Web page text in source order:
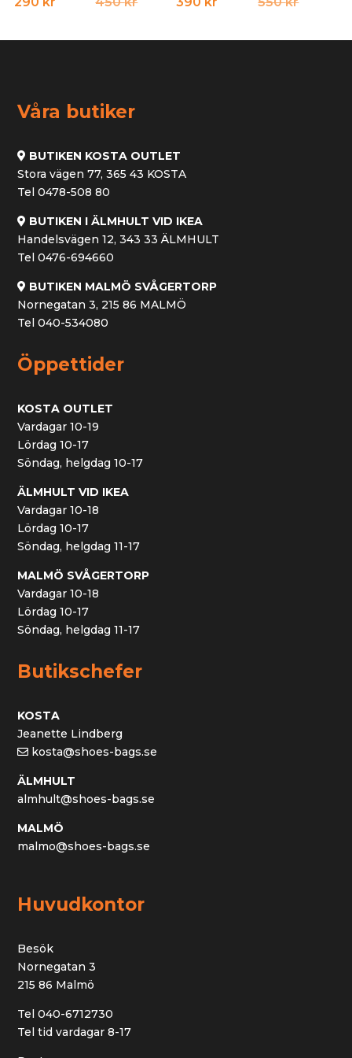
Våra butiker
BUTIKEN KOSTA OUTLET
Stora vägen 77, 365 43 KOSTA
Tel 0478-508 80
BUTIKEN I ÄLMHULT VID IKEA
Handelsvägen 12, 343 33 ÄLMHULT
Tel 0476-694660
BUTIKEN MALMÖ SVÅGERTORP
Nornegatan 3, 215 86 MALMÖ
Tel 040-534080
Öppettider
KOSTA OUTLET
Vardagar 10-19
Lördag 10-17
Söndag, helgdag 10-17
ÄLMHULT VID IKEA
Vardagar 10-18
Lördag 10-17
Söndag, helgdag 11-17
MALMÖ SVÅGERTORP
Vardagar 10-18
Lördag 10-17
Söndag, helgdag 11-17
Butikschefer
KOSTA
Jeanette Lindberg
kosta@shoes-bags.se
ÄLMHULT
almhult@shoes-bags.se
MALMÖ
malmo@shoes-bags.se
Huvudkontor
Besök
Nornegatan 3
215 86 Malmö
Tel 040-6712730
Tel tid vardagar 8-17